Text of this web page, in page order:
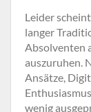
Leider
langer
Absolventen
auszuruhen.
Ansätze,
wenig